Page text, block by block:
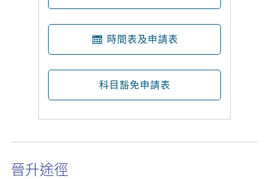
時間表及申請表
科目豁免申請表
晉升途徑